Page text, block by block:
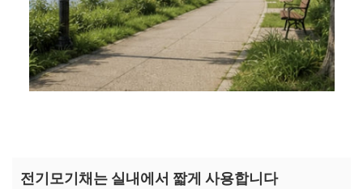
전기모기채는 실내에서 짧게 사용합니다